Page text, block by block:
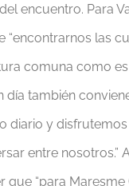
encuentro. Para
“encontrarnos las
comuna como
día también
diario y
entre nosotros.”
que “para